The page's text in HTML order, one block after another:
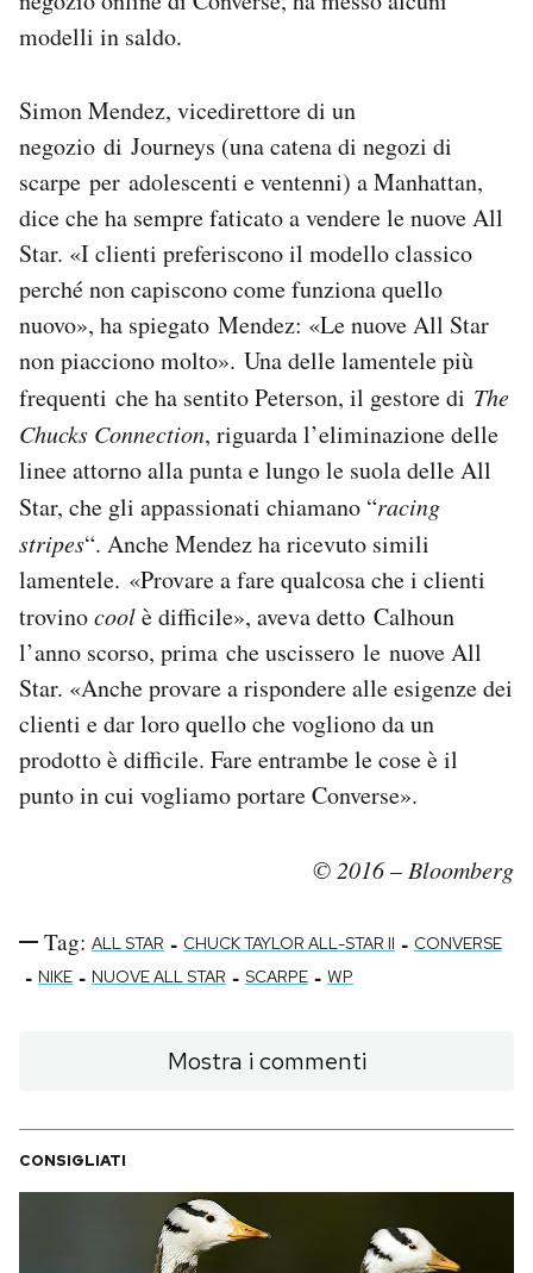
modelli in saldo.
Simon Mendez, vicedirettore di un
negozio di Journeys (una catena di negozi di
scarpe per adolescenti e ventenni) a Manhattan,
dice che ha sempre faticato a vendere le nuove All
Star. «I clienti preferiscono il modello classico
perché non capiscono come funziona quello
nuovo», ha spiegato Mendez: «Le nuove All Star
non piacciono molto». Una delle lamentele più
frequenti che ha sentito Peterson, il gestore di The
Chucks Connection, riguarda l’eliminazione delle
linee attorno alla punta e lungo le suola delle All
Star, che gli appassionati chiamano “racing
stripes“. Anche Mendez ha ricevuto simili
lamentele. «Provare a fare qualcosa che i clienti
trovinocoolè difficile», aveva detto Calhoun
l’anno scorso, prima che uscissero le nuove All
Star. «Anche provare a rispondere alle esigenze dei
clienti e dar loro quello che vogliono da un
prodotto è difficile. Fare entrambe le cose è il
punto in cui vogliamo portare Converse».
© 2016 – Bloomberg
Tag: ALL STAR - CHUCK TAYLOR ALL-STAR II - CONVERSE
- NIKE - NUOVE ALL STAR - SCARPE - WP
Mostra i commenti
CONSIGLIATI